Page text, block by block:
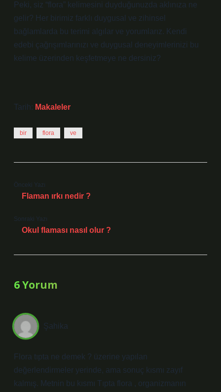
Peki, siz “flora” kelimesini duyduğunuzda aklınıza ne
gelir? Her birimiz farklı duygusal ve zihinsel
bağlamlarda bu terimi algılar ve yorumlarız. Kendi
edebi çağrışımlarınızı ve duygusal deneyimlerinizi bu
kelime üzerinden keşfetmeye ne dersiniz?
Tarih: Makaleler
bir flora ve
Önceki Yazı
Flaman ırkı nedir ?
Sonraki Yazı
Okul flaması nasıl olur ?
6 Yorum
Şahika
Flora tıpta ne demek ? üzerine yapılan
değerlendirmeler yerinde, ama sonuç kısmı zayıf
kalmış. Metnin bu kısmı Tıpta flora , organizmanın